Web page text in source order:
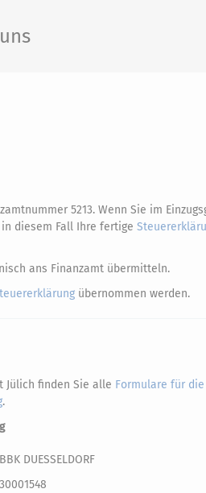
5213. Wenn Sie im
diesem Fall Ihre fertige
ans Finanzamt übermitteln.
übernommen werden.
Jülich finden Sie alle Formulare für die
.
BBK DUESSELDORF
30001548